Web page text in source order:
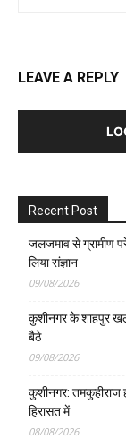
LEAVE A REPLY
Recent Post
जलजमाव से ग्रामीण
लिया संज्ञान
09/08/2026
कुशीनगर के शाहपुर
बैठे
09/08/2026
कुशीनगर: तमकुहीराज
हिरासत में
08/08/2026